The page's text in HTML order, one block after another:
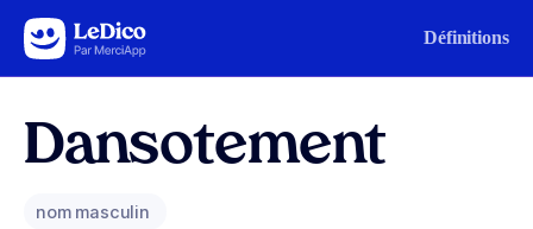
Aller au contenu Définitions
Dansotement
nom masculin